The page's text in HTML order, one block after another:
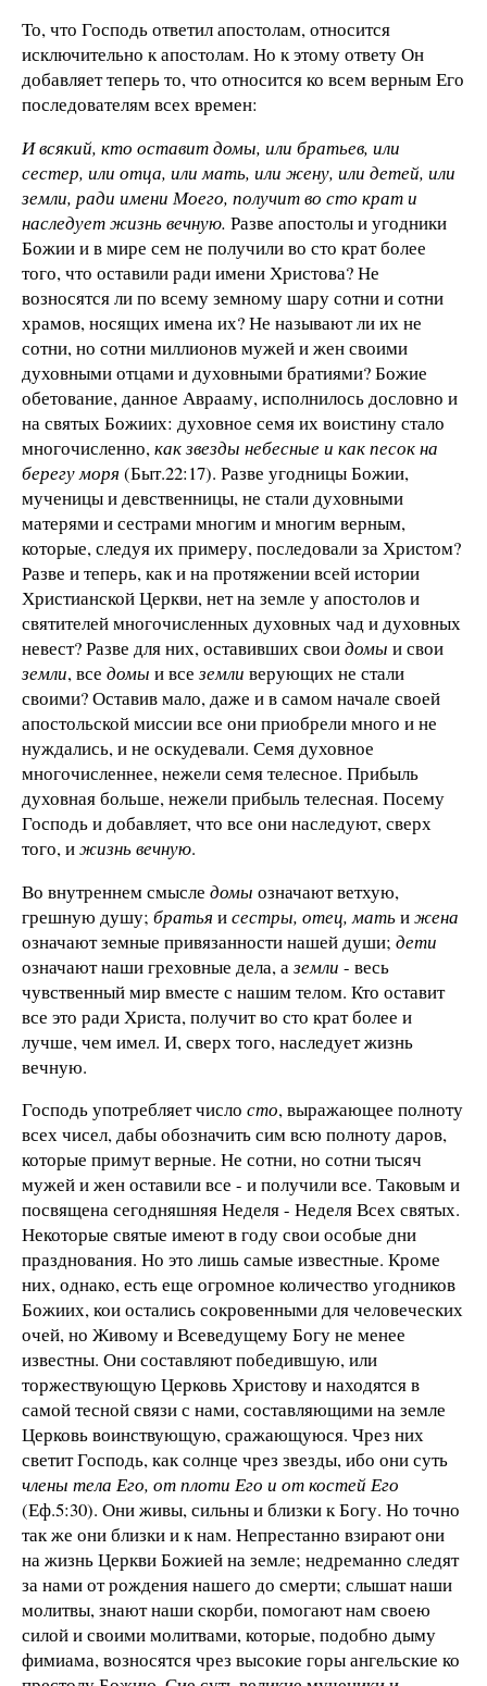
То, что Господь ответил апостолам, относится
исключительно к апостолам. Но к этому ответу Он
добавляет теперь то, что относится ко всем верным Его
последователям всех времен:
И всякий, кто оставит домы, или братьев, или
сестер, или отца, или мать, или жену, или детей, или
земли, ради имени Моего, получит во сто крат и
наследует жизнь вечную. Разве апостолы и угодники
Божии и в мире сем не получили во сто крат более
того, что оставили ради имени Христова? Не
возносятся ли по всему земному шару сотни и сотни
храмов, носящих имена их? Не называют ли их не
сотни, но сотни миллионов мужей и жен своими
духовными отцами и духовными братиями? Божие
обетование, данное Аврааму, исполнилось дословно и
на святых Божиих: духовное семя их воистину стало
многочисленно,как звезды небесные и как песок на
берегу моря (Быт.22:17). Разве угодницы Божии,
мученицы и девственницы, не стали духовными
матерями и сестрами многим и многим верным,
которые, следуя их примеру, последовали за Христом?
Разве и теперь, как и на протяжении всей истории
Христианской Церкви, нет на земле у апостолов и
святителей многочисленных духовных чад и духовных
невест? Разве для них, оставивших своидомы и свои
земли, все домы и всеземли верующих не стали
своими? Оставив мало, даже и в самом начале своей
апостольской миссии все они приобрели много и не
нуждались, и не оскудевали. Семя духовное
многочисленнее, нежели семя телесное. Прибыль
духовная больше, нежели прибыль телесная. Посему
Господь и добавляет, что все они наследуют, сверх
того, ижизнь вечную.
Во внутреннем смысле домы означают ветхую,
грешную душу; братья исестры, отец, матьижена
означают земные привязанности нашей души; дети
означают наши греховные дела, аземли - весь
чувственный мир вместе с нашим телом. Кто оставит
все это ради Христа, получит во сто крат более и
лучше, чем имел. И, сверх того, наследует жизнь
вечную.
Господь употребляет число сто, выражающее полноту
всех чисел, дабы обозначить сим всю полноту даров,
которые примут верные. Не сотни, но сотни тысяч
мужей и жен оставили все - и получили все. Таковым и
посвящена сегодняшняя Неделя - Неделя Всех святых.
Некоторые святые имеют в году свои особые дни
празднования. Но это лишь самые известные. Кроме
них, однако, есть еще огромное количество угодников
Божиих, кои остались сокровенными для человеческих
очей, но Живому и Всеведущему Богу не менее
известны. Они составляют победившую, или
торжествующую Церковь Христову и находятся в
самой тесной связи с нами, составляющими на земле
Церковь воинствующую, сражающуюся. Чрез них
светит Господь, как солнце чрез звезды, ибо они суть
члены тела Его, от плоти Его и от костей Его
(Еф.5:30). Они живы, сильны и близки к Богу. Но точно
так же они близки и к нам. Непрестанно взирают они
на жизнь Церкви Божией на земле; недреманно следят
за нами от рождения нашего до смерти; слышат наши
молитвы, знают наши скорби, помогают нам своею
силой и своими молитвами, которые, подобно дыму
фимиама, возносятся чрез высокие горы ангельские ко